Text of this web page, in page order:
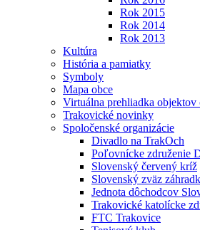
Rok 2015
Rok 2014
Rok 2013
Kultúra
História a pamiatky
Symboly
Mapa obce
Virtuálna prehliadka objektov
Trakovické novinky
Spoločenské organizácie
Divadlo na TrakOch
Poľovnícke združenie
Slovenský červený kríž
Slovenský zväz
Jednota dôchodcov
Trakovické katolícke
FTC Trakovice